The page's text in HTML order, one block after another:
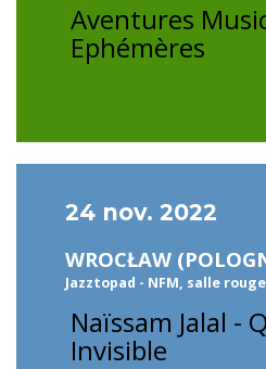
Aventures
Ephémères
24 nov. 2022
WROCŁAW
Jazztopad - NFM, salle rouge
Naïssam Jalal -
Invisible